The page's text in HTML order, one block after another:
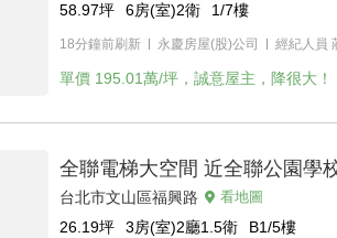
58.97坪 6房(室)2衛 1/7樓
18分鐘前刷新 永慶房屋(股)公司 經紀人員
單價 195.01萬/坪，誠意屋主，降很大！
全聯電梯大空間 近全聯公園學
台北市文山區福興路 看地圖
26.19坪 3房(室)2廳1.5衛 B1/5樓